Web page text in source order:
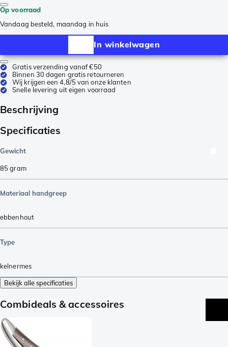
Op voorraad
Vandaag besteld, maandag in huis
In winkelwagen
Gratis verzending vanaf €50
Binnen 30 dagen gratis retourneren
Wij krijgen een 4,8/5 van onze klanten
Snelle levering uit eigen voorraad
Beschrijving
Specificaties
Gewicht
85gram
Materiaal handgreep
ebbenhout
Type
kelnermes
Bekijk alle specificaties
Combideals & accessoires